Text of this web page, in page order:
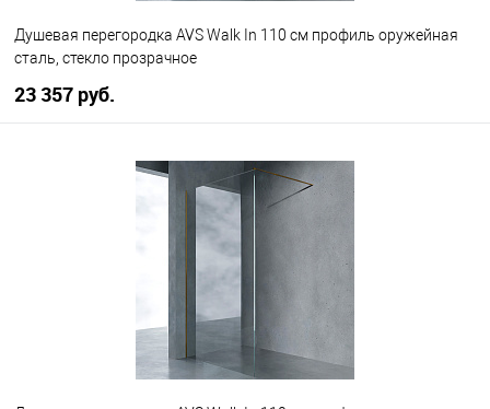
Душевая перегородка AVS Walk In 110 см профиль оружейная
сталь, стекло прозрачное
23 357 руб.
В корзину